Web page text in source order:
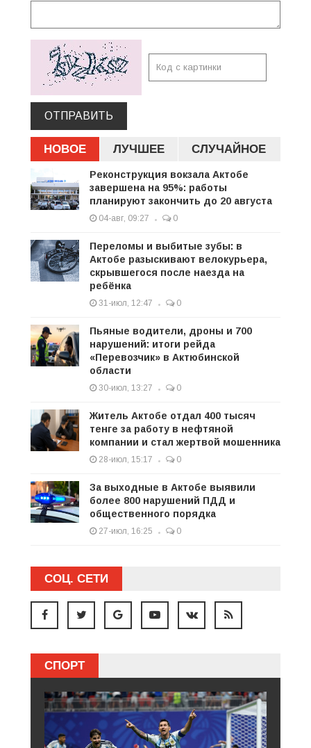
ОТПРАВИТЬ
НОВОЕ ЛУЧШЕЕ СЛУЧАЙНОЕ
Реконструкция вокзала Актобе
завершена на 95%: работы
планируют закончить до 20 августа
04-авг, 09:27 0
Переломы и выбитые зубы: в
Актобе разыскивают велокурьера,
скрывшегося после наезда на
ребёнка
31-июл, 12:47 0
Пьяные водители, дроны и 700
нарушений: итоги рейда
«Перевозчик» в Актюбинской
области
30-июл, 13:27 0
Житель Актобе отдал 400 тысяч
тенге за работу в нефтяной
компании и стал жертвой мошенника
28-июл, 15:17 0
За выходные в Актобе выявили
более 800 нарушений ПДД и
общественного порядка
27-июл, 16:25 0
СОЦ. СЕТИ
СПОРТ